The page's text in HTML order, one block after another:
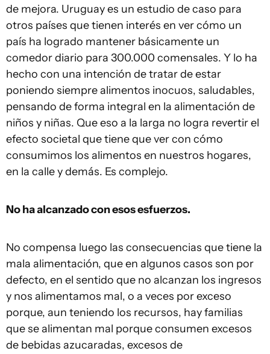
de mejora. Uruguay es un estudio de caso para
otros países que tienen interés en ver cómo un
país ha logrado mantener básicamente un
comedor diario para 300.000 comensales. Y lo ha
hecho con una intención de tratar de estar
poniendo siempre alimentos inocuos, saludables,
pensando de forma integral en la alimentación de
niños y niñas. Que eso a la larga no logra revertir el
efecto societal que tiene que ver con cómo
consumimos los alimentos en nuestros hogares,
en la calle y demás. Es complejo.
No ha alcanzado con esos esfuerzos.
No compensa luego las consecuencias que tiene la
mala alimentación, que en algunos casos son por
defecto, en el sentido que no alcanzan los ingresos
y nos alimentamos mal, o a veces por exceso
porque, aun teniendo los recursos, hay familias
que se alimentan mal porque consumen excesos
de bebidas azucaradas, excesos de